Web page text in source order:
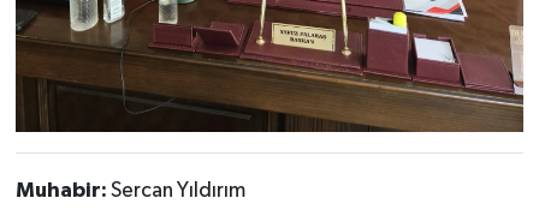
Muhabir: Sercan Yıldırım